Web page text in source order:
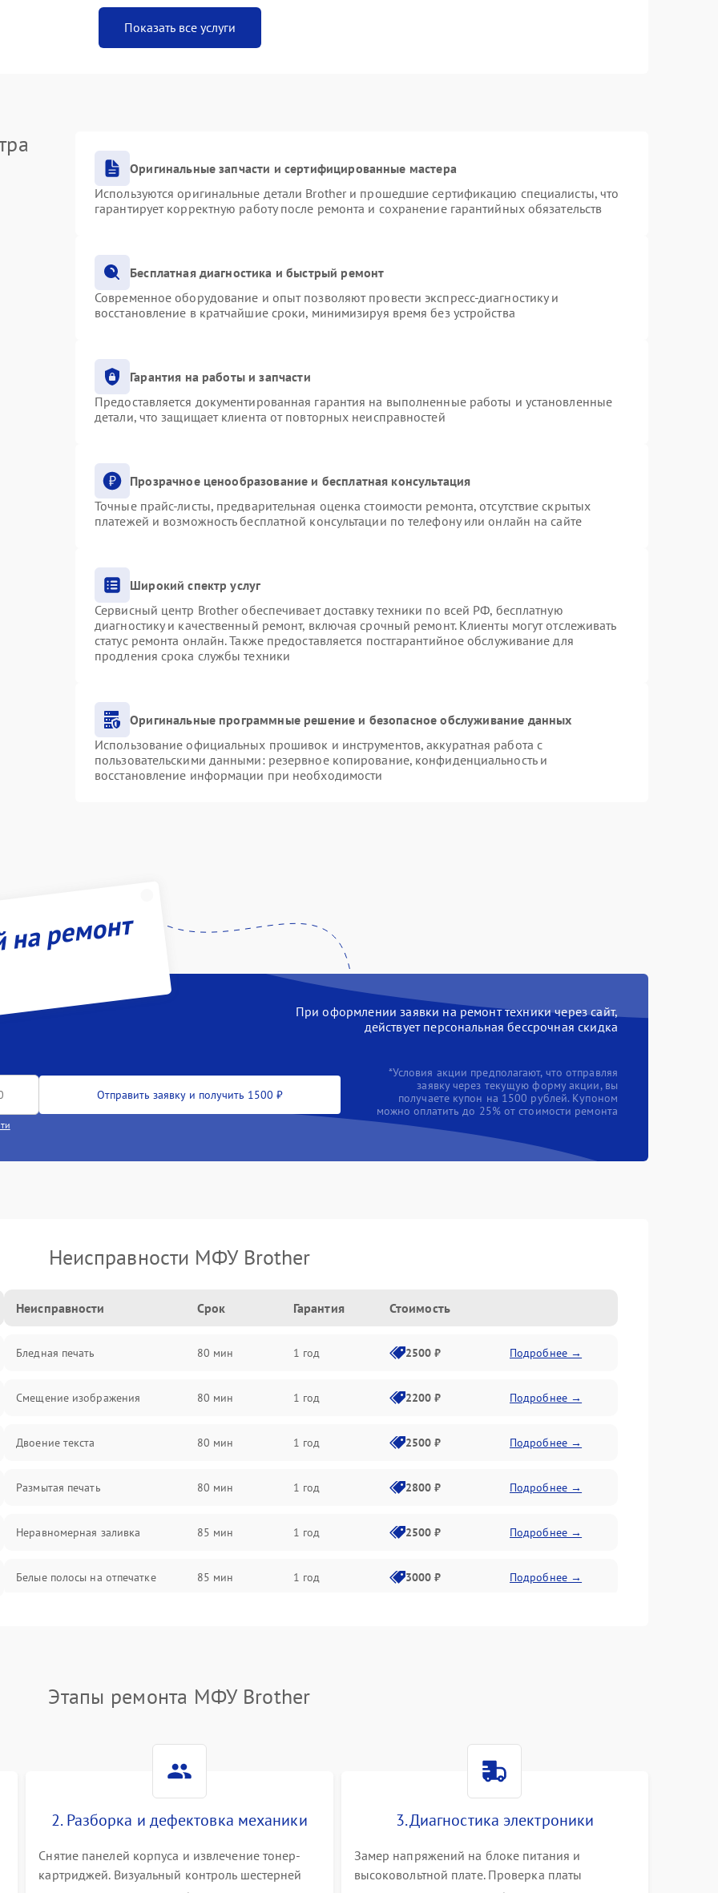
Показать все услуги
Оригинальные запчасти и сертифицированные мастера
Используются оригинальные детали Brother и прошедшие сертификацию специалисты, что
гарантирует корректную работу после ремонта и сохранение гарантийных обязательств
Бесплатная диагностика и быстрый ремонт
Современное оборудование и опыт позволяют провести экспресс-диагностику и
восстановление в кратчайшие сроки, минимизируя время без устройства
Гарантия на работы и запчасти
Предоставляется документированная гарантия на выполненные работы и установленные
детали, что защищает клиента от повторных неисправностей
Прозрачное ценообразование и бесплатная консультация
Точные прайс-листы, предварительная оценка стоимости ремонта, отсутствие скрытых
платежей и возможность бесплатной консультации по телефону или онлайн на сайте
Широкий спектр услуг
Сервисный центр Brother обеспечивает доставку техники по всей РФ, бесплатную
диагностику и качественный ремонт, включая срочный ремонт. Клиенты могут отслеживать
статус ремонта онлайн. Также предоставляется постгарантийное обслуживание для
продления срока службы техники
Оригинальные программные решение и безопасное обслуживание данных
Использование официальных прошивок и инструментов, аккуратная работа с
пользовательскими данными: резервное копирование, конфиденциальность и
восстановление информации при необходимости
ремонт
При оформлении заявки на ремонт техники через сайт,
действует персональная бессрочная скидка
Отправить заявку и получить 1500 ₽
*Условия акции предполагают, что отправляя
заявку через текущую форму акции, вы
получаете купон на 1500 рублей. Купоном
можно оплатить до 25% от стоимости ремонта
Неисправности МФУ Brother
Неисправности Срок Гарантия Стоимость
Бледная печать 80 мин 1 год 2500 ₽ Подробнее →
Смещение изображения 80 мин 1 год 2200 ₽ Подробнее →
Двоение текста 80 мин 1 год 2500 ₽ Подробнее →
Размытая печать 80 мин 1 год 2800 ₽ Подробнее →
Неравномерная заливка 85 мин 1 год 2500 ₽ Подробнее →
Белые полосы на отпечатке 85 мин 1 год 3000 ₽ Подробнее →
Этапы ремонта МФУ Brother
2. Разборка и дефектовка механики
Снятие панелей корпуса и извлечение тонер-
картриджей. Визуальный контроль шестерней
3. Диагностика электроники
Замер напряжений на блоке питания и
высоковольтной плате. Проверка платы